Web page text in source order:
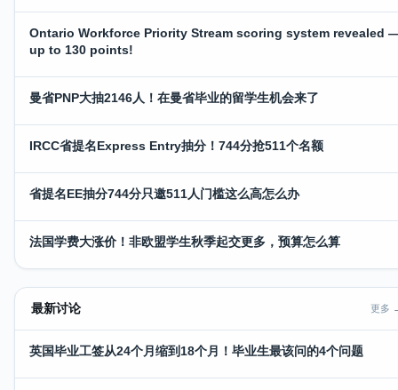
Ontario Workforce Priority Stream scoring system revealed
up to 130 points!
曼省PNP大抽2146人！在曼省毕业的留学生机会来了
IRCC省提名Express Entry抽分！744分抢511个名额
省提名EE抽分744分只邀511人门槛这么高怎么办
法国学费大涨价！非欧盟学生秋季起交更多，预算怎么算
最新讨论 更多
英国毕业工签从24个月缩到18个月！毕业生最该问的4个问题